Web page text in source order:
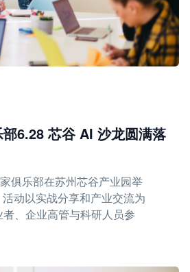
6.28 芯谷 AI 沙龙圆满落
俱乐部在苏州芯谷产业园举
动以实战分享和产业交流为
、企业高管与科研人员参